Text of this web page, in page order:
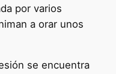
por varios
a orar unos
se encuentra